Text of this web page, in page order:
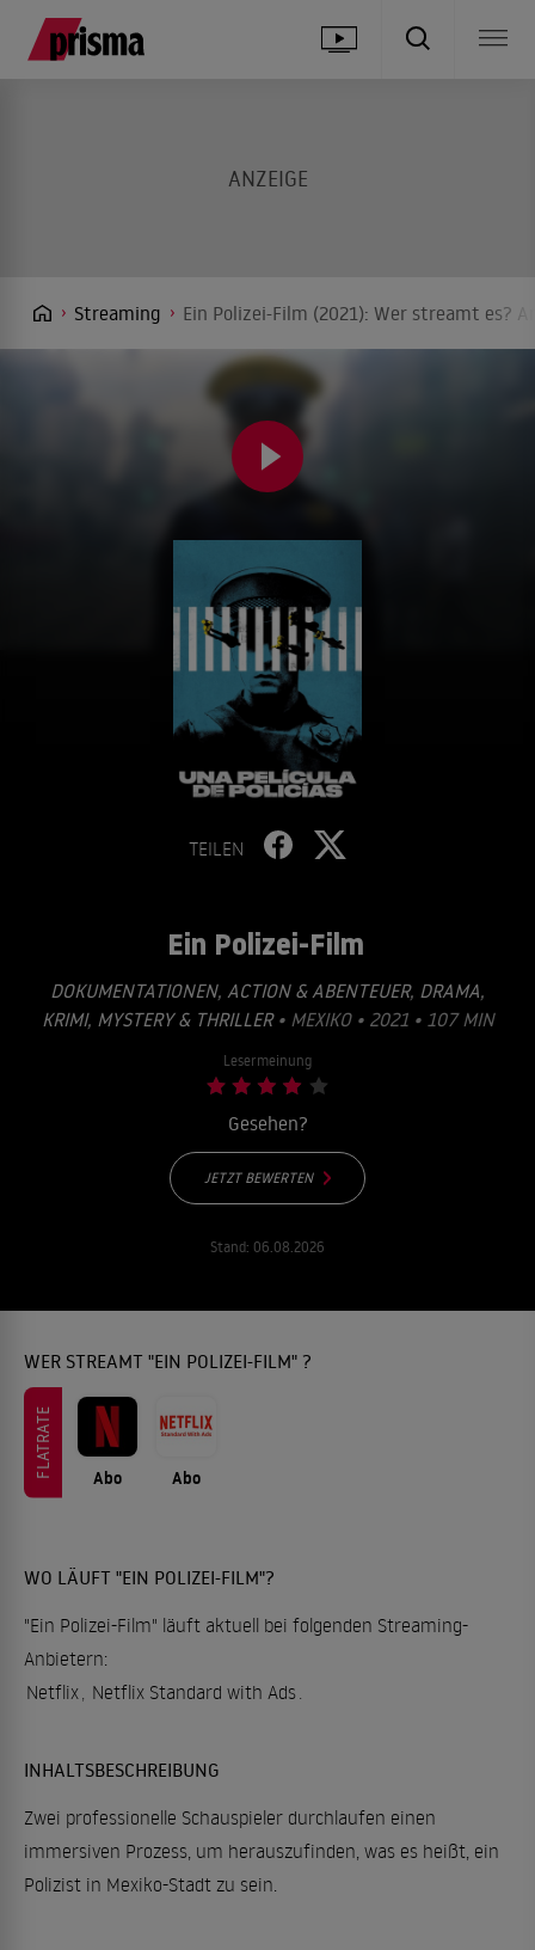
Streaming Ein Polizei-Film (2021): Wer streamt es?
TEILEN
Ein Polizei-Film
DOKUMENTATIONEN, ACTION & ABENTEUER, DRAMA,
KRIMI, MYSTERY & THRILLER• MEXIKO • 2021 • 107 MIN
Lesermeinung
Gesehen?
JETZT BEWERTEN
Stand: 06.08.2026
WER STREAMT "EIN POLIZEI-FILM" ?
FLATRATE Abo Abo
WO LÄUFT "EIN POLIZEI-FILM"?
"Ein Polizei-Film" läuft aktuell bei folgenden Streaming-
Anbietern:
Netflix Netflix Standard with Ads
INHALTSBESCHREIBUNG
Zwei professionelle Schauspieler durchlaufen einen
immersiven Prozess, um herauszufinden, was es heißt, ein
Polizist in Mexiko-Stadt zu sein.